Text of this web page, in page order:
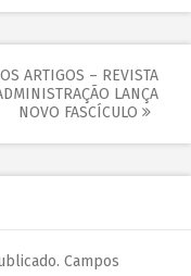
ARTIGOS – REVISTA
LANÇA
NOVO FASCÍCULO
Campos